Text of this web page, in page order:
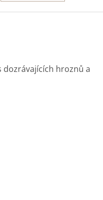
dozrávajících hroznů a